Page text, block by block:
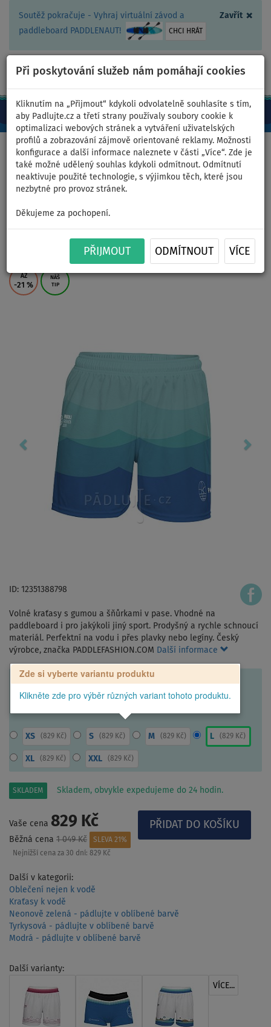
Zavřít ×
Soutěž pokračuje - Vyhraj virtuální závod a
paddleboard PADDLENAUT!
CHCI HRÁT
Při poskytování služeb nám pomáhají cookies
Kliknutím na „Přijmout“ kdykoli odvolatelně souhlasíte s tím,
aby Padlujte.cz a třetí strany používaly soubory cookie k
optimalizaci webových stránek a vytváření uživatelských
profilů a zobrazování zájmově orientované reklamy. Možnosti
konfigurace a další informace naleznete v části „Více“. Zde je
také možné udělený souhlas kdykoli odmítnout. Odmítnutí
neaktivuje použité technologie, s výjimkou těch, které jsou
nezbytné pro provoz stránek.
Děkujeme za pochopení.
PŘIJMOUT ODMÍTNOUT VÍCE
CZ/Kč +420 467 409 090 0ks
Domů >Oblečení >Kraťasy >Dámské
Kraťasy dámské
PADDLEBOARDING WAVE volné
- velikost: L
AŽ
-21 %
NÁŠ
TIP
ID: 12351388798
Volné kraťasy s gumou a šňůrkami v pase. Vhodné na
paddleboard i pro jakýkoli jiný sport. Prodyšný a rychle schnoucí
materiál. Perfektní na vodu i přes plavky nebo legíny. Český
výrobce, značka PADDLEFASHION.COM Další informace
Zde si vyberte variantu produktu
Klikněte zde pro výběr různých variant tohoto produktu.
XS (829 Kč) S (829 Kč) M (829 Kč) L (829 Kč)
XL (829 Kč) XXL (829 Kč)
SKLADEM Skladem, obvykle expedujeme do 24 hodin.
Vaše cena 829 Kč
Běžná cena 1 049 Kč
SLEVA 21%
Nejnižší cena za 30 dní: 829 Kč
Další v kategorii:
Oblečení nejen k vodě
Kraťasy k vodě
Neonově zelená - pádlujte v oblíbené barvě
Tyrkysová - pádlujte v oblíbené barvě
Modrá - pádlujte v oblíbené barvě
Další varianty:
VÍCE...